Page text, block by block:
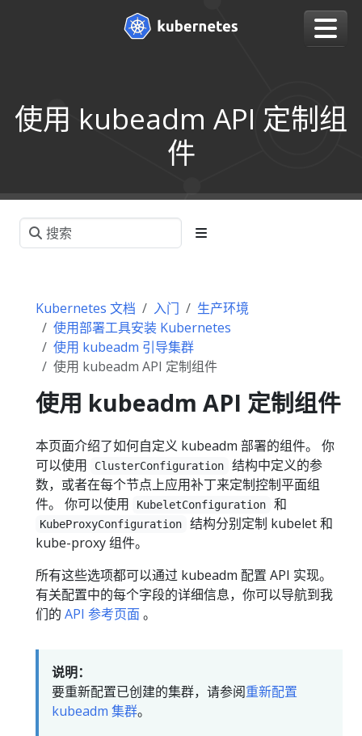
使用 kubeadm API 定制组
件
Kubernetes 文档 入门
生产环境
使用部署工具安装 Kubernetes
使用 kubeadm 引导集群
使用 kubeadm API 定制组件
使用 kubeadm API 定制组件
本页面介绍了如何自定义 kubeadm 部署的组件。 你
可以使用
ClusterConfiguration
结构中定义的参
数，或者在每个节点上应用补丁来定制控制平面组
件。 你可以使用
KubeletConfiguration 和
KubeProxyConfiguration
结构分别定制 kubelet 和
kube-proxy 组件。
所有这些选项都可以通过 kubeadm 配置 API 实现。
有关配置中的每个字段的详细信息，你可以导航到我
们的 API 参考页面。
说明：
要重新配置已创建的集群，请参阅重新配置
kubeadm 集群。